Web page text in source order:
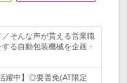
そんな声が貰える営業職
る自動包装機械を企画・
躍中】◎要普免(AT限定